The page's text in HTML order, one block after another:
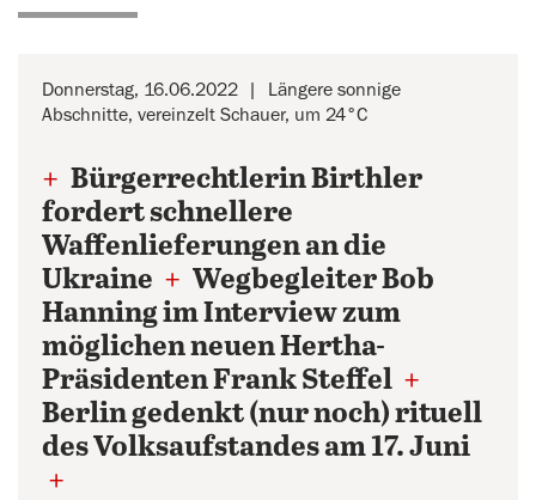
Donnerstag, 16.06.2022
Längere sonnige
Abschnitte, vereinzelt Schauer, um 24°C
+ Bürgerrechtlerin Birthler
fordert schnellere
Waffenlieferungen an die
Ukraine + Wegbegleiter Bob
Hanning im Interview zum
möglichen neuen Hertha-
Präsidenten Frank Steffel +
Berlin gedenkt (nur noch) rituell
des Volksaufstandes am 17. Juni
+